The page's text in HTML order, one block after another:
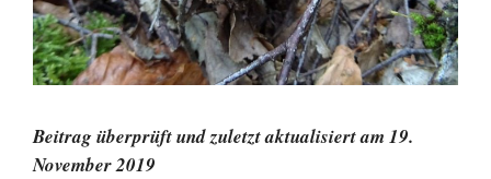
Beitrag überprüft und zuletzt aktualisiert am 19.
November 2019